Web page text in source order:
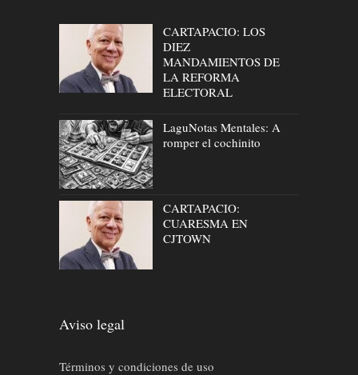
CARTAPACIO: LOS
DIEZ
MANDAMIENTOS DE
LA REFORMA
ELECTORAL
LaguNotas Mentales: A
romper el cochinito
CARTAPACIO:
CUARESMA EN
CJTOWN
Aviso legal
Términos y condiciones de uso